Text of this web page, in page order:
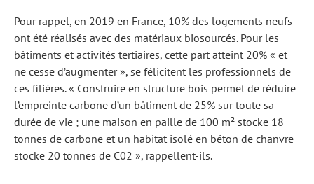
Pour rappel, en 2019 en France, 10% des logements neufs
ont été réalisés avec des matériaux biosourcés. Pour les
bâtiments et activités tertiaires, cette part atteint 20% « et
ne cesse d’augmenter », se félicitent les professionnels de
ces filières. « Construire en structure bois permet de réduire
l’empreinte carbone d’un bâtiment de 25% sur toute sa
durée de vie ; une maison en paille de 100 m² stocke 18
tonnes de carbone et un habitat isolé en béton de chanvre
stocke 20 tonnes de C02 », rappellent-ils.